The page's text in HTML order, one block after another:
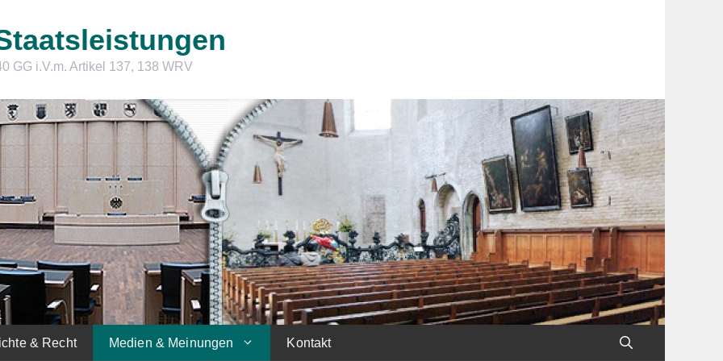
GG i.V.m. Artikel 137, 138 WRV
& Recht Medien & Meinungen Kontakt